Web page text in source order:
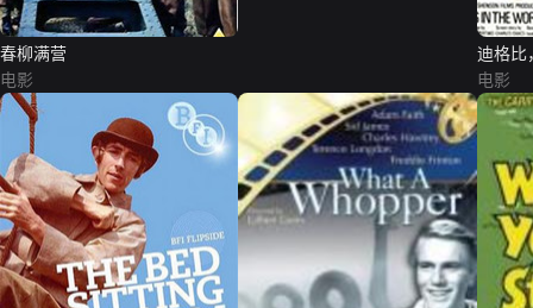
春柳满营
电影
迪格比
电影